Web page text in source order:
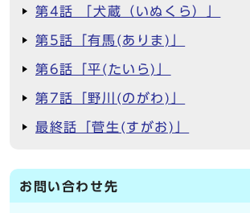
第4話 「犬蔵（いぬくら）」
第5話「有馬(ありま)」
第6話「平(たいら)」
第7話「野川(のがわ)」
最終話「菅生(すがお)」
お問い合わせ先